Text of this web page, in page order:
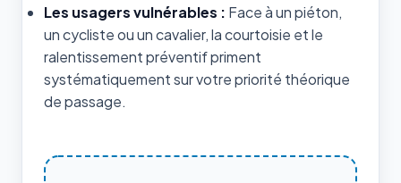
Les usagers vulnérables : Face à un piéton,
un cycliste ou un cavalier, la courtoisie et le
ralentissement préventif priment
systématiquement sur votre priorité théorique
de passage.